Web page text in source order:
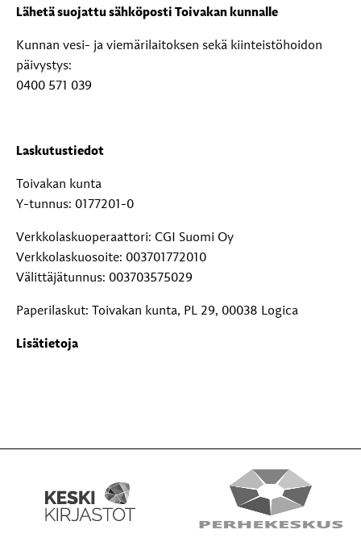
Lähetä suojattu sähköposti Toivakan kunnalle
Kunnan vesi- ja viemärilaitoksen sekä kiinteistöhoidon
päivystys:
0400 571 039
Laskutustiedot
Toivakan kunta
Y-tunnus: 0177201-0
Verkkolaskuoperaattori: CGI Suomi Oy
Verkkolaskuosoite: 003701772010
Välittäjätunnus: 003703575029
Paperilaskut: Toivakan kunta, PL 29, 00038 Logica
Lisätietoja